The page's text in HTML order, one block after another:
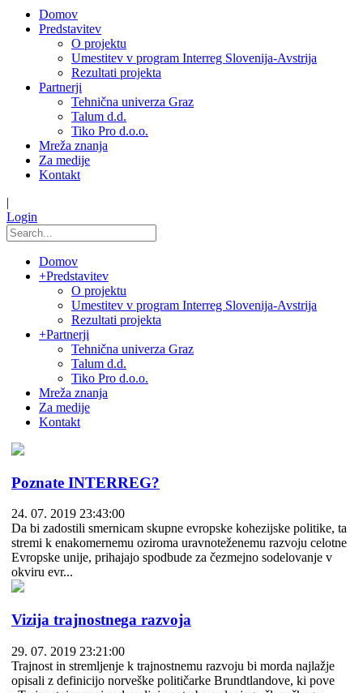
Domov
Predstavitev
O projektu
Umestitev v program Interreg Slovenija-Avstrija
Rezultati projekta
Partnerji
Tehnična univerza Graz
Talum d.d.
Tiko Pro d.o.o.
Mreža znanja
Za medije
Kontakt
|
Login
Domov
+Predstavitev
O projektu
Umestitev v program Interreg Slovenija-Avstrija
Rezultati projekta
+Partnerji
Tehnična univerza Graz
Talum d.d.
Tiko Pro d.o.o.
Mreža znanja
Za medije
Kontakt
Poznate INTERREG?
24. 07. 2019 23:43:00
Da bi zadostili smernicam skupne evropske kohezijske politike, ta
stremi k enakomernemu oziroma uravnoteženemu razvoju celotne
Evropske unije, prihajajo spodbude za čezmejno sodelovanje v
okviru evr...
Vizija trajnostnega razvoja
29. 07. 2019 23:21:00
Trajnost in stremljenje k trajnostnemu razvoju bi morda najlažje
opisali z definicijo norveške političarke Brundtlandove, ki pove